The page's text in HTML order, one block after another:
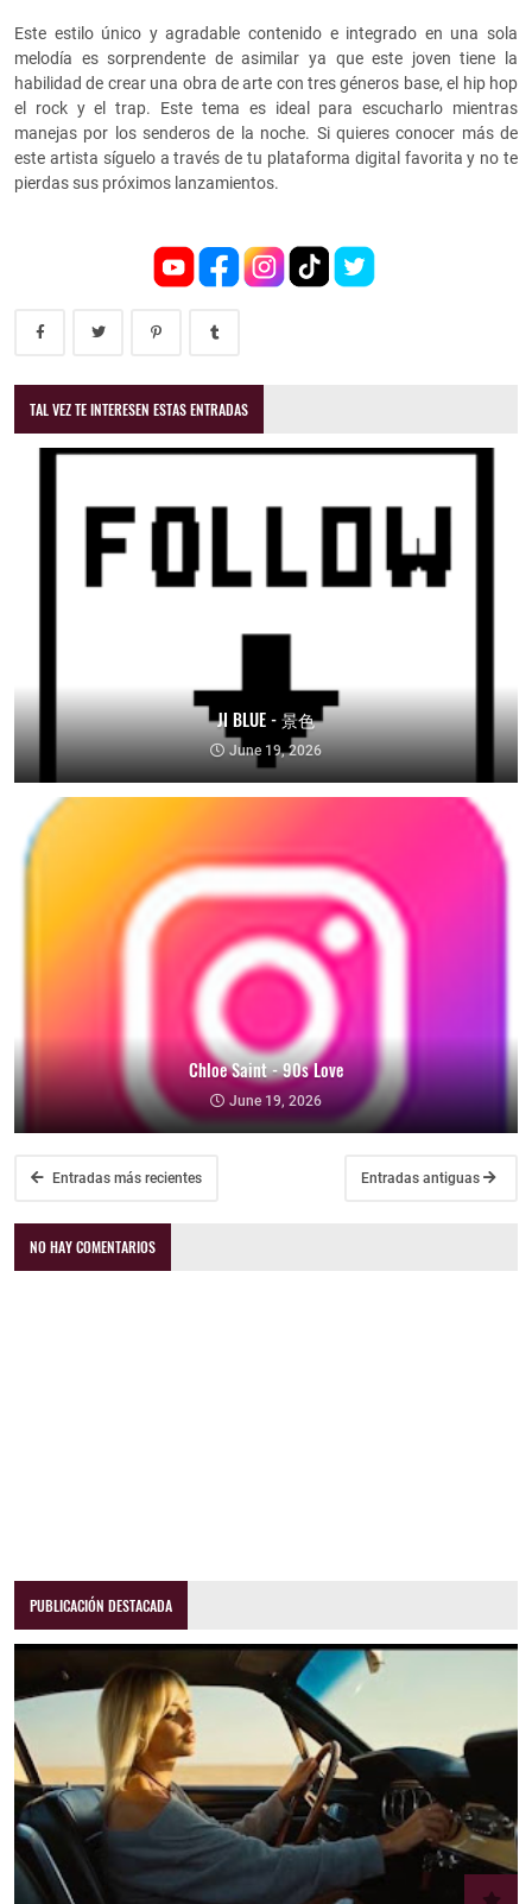
Este estilo único y agradable contenido e integrado en una sola
melodía es sorprendente de asimilar ya que este joven tiene la
habilidad de crear una obra de arte con tres géneros base, el hip hop
el rock y el trap. Este tema es ideal para escucharlo mientras
manejas por los senderos de la noche. Si quieres conocer más de
este artista síguelo a través de tu plataforma digital favorita y no te
pierdas sus próximos lanzamientos.
TAL VEZ TE INTERESEN ESTAS ENTRADAS
JI BLUE - 景色
June 19, 2026
Chloe Saint - 90s Love
June 19, 2026
Entradas más recientes Entradas antiguas
NO HAY COMENTARIOS
PUBLICACIÓN DESTACADA